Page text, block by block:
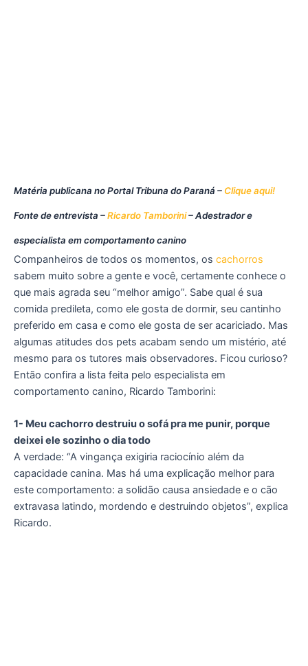
Matéria publicana no Portal Tribuna do Paraná – Clique aqui!
Fonte de entrevista –Ricardo Tamborini– Adestrador e
especialista em comportamento canino
Companheiros de todos os momentos, os cachorros
sabem muito sobre a gente e você, certamente conhece o
que mais agrada seu “melhor amigo”. Sabe qual é sua
comida predileta, como ele gosta de dormir, seu cantinho
preferido em casa e como ele gosta de ser acariciado. Mas
algumas atitudes dos pets acabam sendo um mistério, até
mesmo para os tutores mais observadores. Ficou curioso?
Então confira a lista feita pelo especialista em
comportamento canino, Ricardo Tamborini:
1- Meu cachorro destruiu o sofá pra me punir, porque
deixei ele sozinho o dia todo
A verdade: “A vingança exigiria raciocínio além da
capacidade canina. Mas há uma explicação melhor para
este comportamento: a solidão causa ansiedade e o cão
extravasa latindo, mordendo e destruindo objetos”, explica
Ricardo.